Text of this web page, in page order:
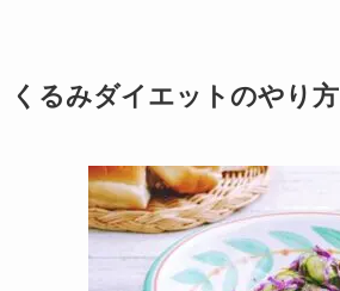
くるみダイエットのやり方